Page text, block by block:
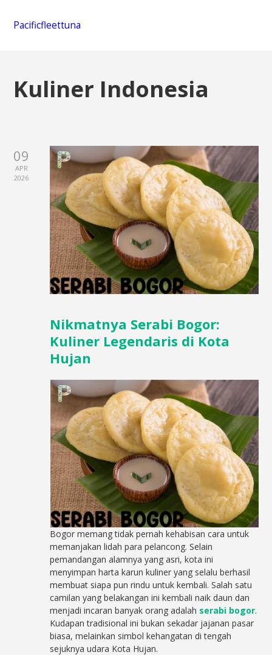
Pacificfleettuna
Kuliner Indonesia
09
APR
2026
Nikmatnya Serabi Bogor:
Kuliner Legendaris di Kota
Hujan
Bogor memang tidak pernah kehabisan cara untuk
memanjakan lidah para pelancong. Selain
pemandangan alamnya yang asri, kota ini
menyimpan harta karun kuliner yang selalu berhasil
membuat siapa pun rindu untuk kembali. Salah satu
camilan yang belakangan ini kembali naik daun dan
menjadi incaran banyak orang adalah serabi bogor.
Kudapan tradisional ini bukan sekadar jajanan pasar
biasa, melainkan simbol kehangatan di tengah
sejuknya udara Kota Hujan.